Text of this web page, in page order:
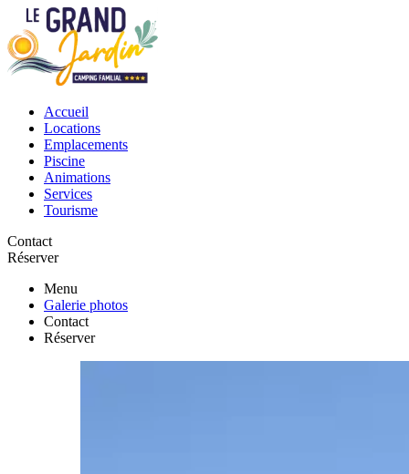
Accueil
Locations
Emplacements
Piscine
Animations
Services
Tourisme
Contact
Réserver
Menu
Galerie photos
Contact
Réserver